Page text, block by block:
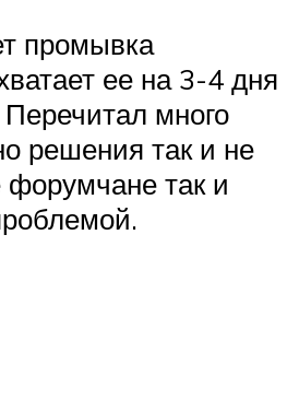
промывка
ее на 3-4 дня
много
решения так и не
так и